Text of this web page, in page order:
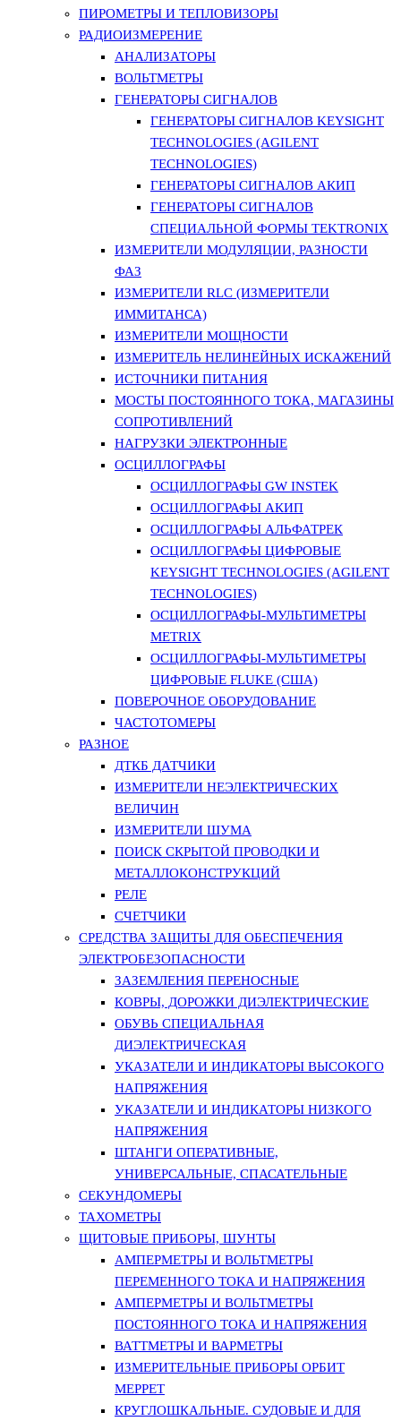
ПИРОМЕТРЫ И ТЕПЛОВИЗОРЫ
РАДИОИЗМЕРЕНИЕ
АНАЛИЗАТОРЫ
ВОЛЬТМЕТРЫ
ГЕНЕРАТОРЫ СИГНАЛОВ
ГЕНЕРАТОРЫ СИГНАЛОВ KEYSIGHT
TECHNOLOGIES (AGILENT
TECHNOLOGIES)
ГЕНЕРАТОРЫ СИГНАЛОВ АКИП
ГЕНЕРАТОРЫ СИГНАЛОВ
СПЕЦИАЛЬНОЙ ФОРМЫ TEKTRONIX
ИЗМЕРИТЕЛИ МОДУЛЯЦИИ, РАЗНОСТИ
ФАЗ
ИЗМЕРИТЕЛИ RLC (ИЗМЕРИТЕЛИ
ИММИТАНСА)
ИЗМЕРИТЕЛИ МОЩНОСТИ
ИЗМЕРИТЕЛЬ НЕЛИНЕЙНЫХ ИСКАЖЕНИЙ
ИСТОЧНИКИ ПИТАНИЯ
МОСТЫ ПОСТОЯННОГО ТОКА, МАГАЗИНЫ
СОПРОТИВЛЕНИЙ
НАГРУЗКИ ЭЛЕКТРОННЫЕ
ОСЦИЛЛОГРАФЫ
ОСЦИЛЛОГРАФЫ GW INSTEK
ОСЦИЛЛОГРАФЫ АКИП
ОСЦИЛЛОГРАФЫ АЛЬФАТРЕК
ОСЦИЛЛОГРАФЫ ЦИФРОВЫЕ
KEYSIGHT TECHNOLOGIES (AGILENT
TECHNOLOGIES)
ОСЦИЛЛОГРАФЫ-МУЛЬТИМЕТРЫ
METRIX
ОСЦИЛЛОГРАФЫ-МУЛЬТИМЕТРЫ
ЦИФРОВЫЕ FLUKE (США)
ПОВЕРОЧНОЕ ОБОРУДОВАНИЕ
ЧАСТОТОМЕРЫ
РАЗНОЕ
ДТКБ ДАТЧИКИ
ИЗМЕРИТЕЛИ НЕЭЛЕКТРИЧЕСКИХ
ВЕЛИЧИН
ИЗМЕРИТЕЛИ ШУМА
ПОИСК СКРЫТОЙ ПРОВОДКИ И
МЕТАЛЛОКОНСТРУКЦИЙ
РЕЛЕ
СЧЕТЧИКИ
СРЕДСТВА ЗАЩИТЫ ДЛЯ ОБЕСПЕЧЕНИЯ
ЭЛЕКТРОБЕЗОПАСНОСТИ
ЗАЗЕМЛЕНИЯ ПЕРЕНОСНЫЕ
КОВРЫ, ДОРОЖКИ ДИЭЛЕКТРИЧЕСКИЕ
ОБУВЬ СПЕЦИАЛЬНАЯ
ДИЭЛЕКТРИЧЕСКАЯ
УКАЗАТЕЛИ И ИНДИКАТОРЫ ВЫСОКОГО
НАПРЯЖЕНИЯ
УКАЗАТЕЛИ И ИНДИКАТОРЫ НИЗКОГО
НАПРЯЖЕНИЯ
ШТАНГИ ОПЕРАТИВНЫЕ,
УНИВЕРСАЛЬНЫЕ, СПАСАТЕЛЬНЫЕ
СЕКУНДОМЕРЫ
ТАХОМЕТРЫ
ЩИТОВЫЕ ПРИБОРЫ, ШУНТЫ
АМПЕРМЕТРЫ И ВОЛЬТМЕТРЫ
ПЕРЕМЕННОГО ТОКА И НАПРЯЖЕНИЯ
АМПЕРМЕТРЫ И ВОЛЬТМЕТРЫ
ПОСТОЯННОГО ТОКА И НАПРЯЖЕНИЯ
ВАТТМЕТРЫ И ВАРМЕТРЫ
ИЗМЕРИТЕЛЬНЫЕ ПРИБОРЫ ОРБИТ
МЕРРЕТ
КРУГЛОШКАЛЬНЫЕ. СУДОВЫЕ И ДЛЯ